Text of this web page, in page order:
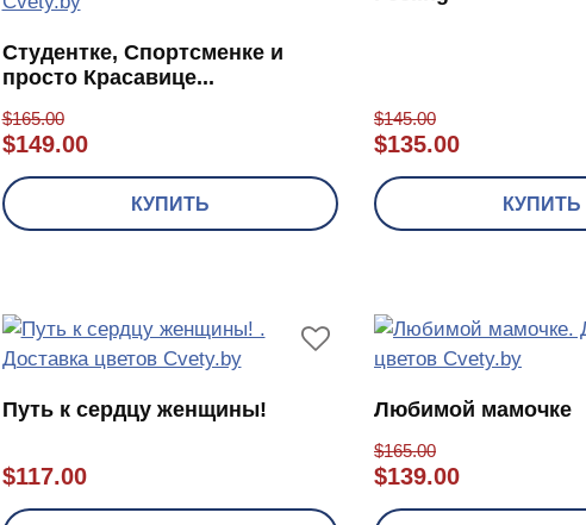
Студентке, Спортсменке и
просто Красавице...
$165.00
$149.00
КУПИТЬ
$145.00
$135.00
КУПИТЬ
Путь к сердцу женщины!
$117.00
Любимой мамочке
$165.00
$139.00